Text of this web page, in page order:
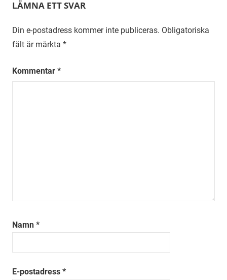
LÄMNA ETT SVAR
Din e-postadress kommer inte publiceras. Obligatoriska
fält är märkta *
Kommentar *
Namn *
E-postadress *